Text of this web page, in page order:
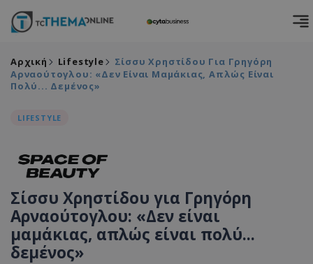
Αρχική Lifestyle
Σίσσυ Χρηστίδου Για Γρηγόρη
Αρναούτογλου: «Δεν Είναι Μαμάκιας, Απλώς Είναι
Πολύ... Δεμένος»
LIFESTYLE
Σίσσυ Χρηστίδου για Γρηγόρη
Αρναούτογλου: «Δεν είναι
μαμάκιας, απλώς είναι πολύ...
δεμένος»